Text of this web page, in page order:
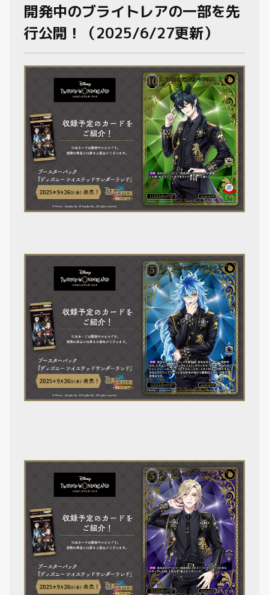
開発中のブライトレアの一部を先
行公開！（2025/6/27更新）